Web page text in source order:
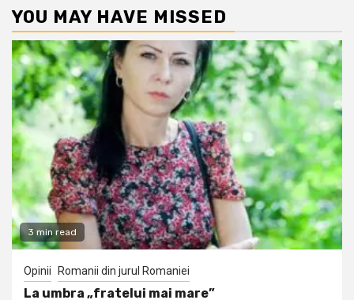
YOU MAY HAVE MISSED
3 min read
Opinii Romanii din jurul Romaniei
La umbra „fratelui mai mare”